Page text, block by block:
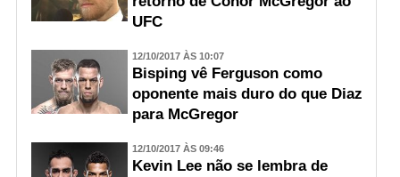
UFC
12/10/2017 ÀS 10:07
Bisping vê Ferguson como
oponente mais duro do que Diaz
para McGregor
12/10/2017 ÀS 09:46
Kevin Lee não se lembra de